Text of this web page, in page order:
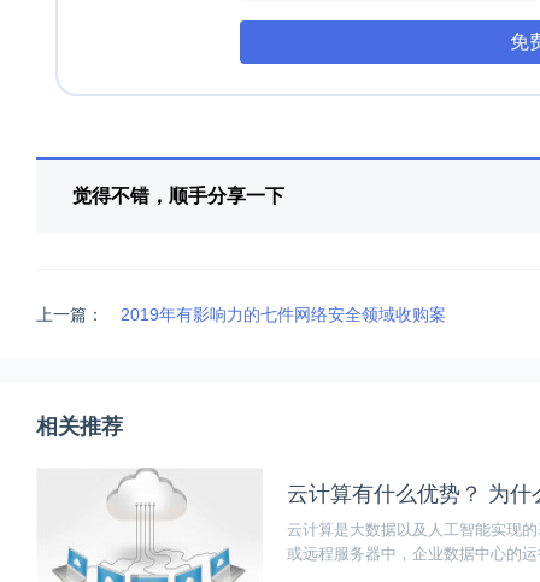
免
觉得不错，顺手分享一下
上一篇： 2019年有影响力的七件网络安全领域收购案
相关推荐
云计算有什么优势？ 为
云计算是大数据以及人工智能实现
或远程服务器中，企业数据中心的